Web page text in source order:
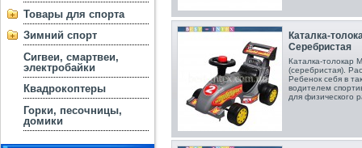
Товары для спорта
Зимний спорт
Сигвеи, смартвеи,
электробайки
Квадрокоптеры
Горки, песочницы,
домики
Каталка-
Серебристая
Каталка-толокар
(серебристая) .
Ребенок себя в
водителем
для физического